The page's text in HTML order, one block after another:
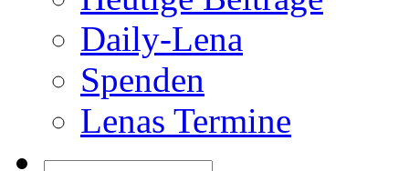
Daily-Lena
Spenden
Lenas Termine